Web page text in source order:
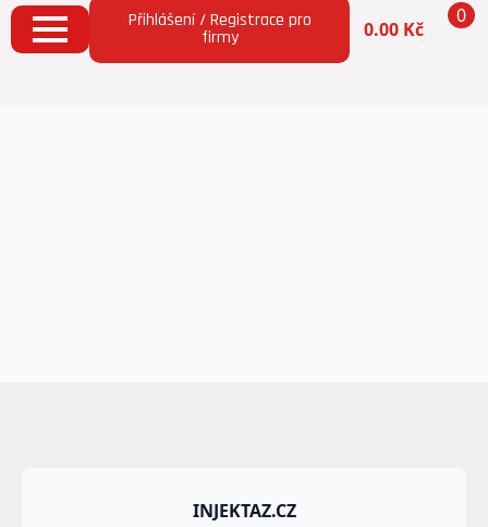
Přihlášení / Registrace pro
firmy 0.00 Kč
0
INJEKTAZ.CZ